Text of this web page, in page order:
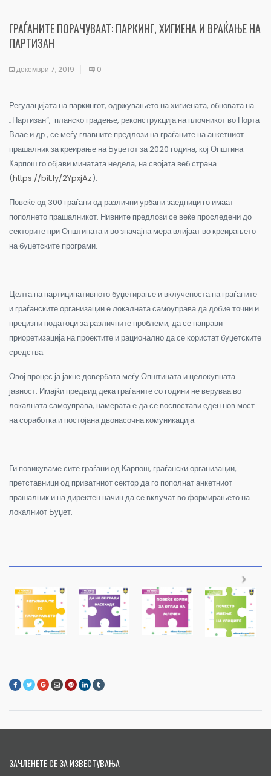
ГРАЃАНИТЕ ПОРАЧУВААТ: ПАРКИНГ, ХИГИЕНА И ВРАЌАЊЕ НА
ПАРТИЗАН
декември 7, 2019 0
Регулацијата на паркингот, одржувањето на хигиената, обновата на
„Партизан“, планско градење, реконструкција на плочникот во Порта
Влае и др., се меѓу главните предлози на граѓаните на анкетниот
прашалник за креирање на Буџетот за 2020 година, кој Општина
Карпош го објави минатата недела, на својата веб страна
(https://bit.ly/2YpxjAz).
Повеќе од 300 граѓани од различни урбани заедници го имаат
пополнето прашалникот. Нивните предлози се веќе проследени до
секторите при Општината и во значајна мера влијаат во креирањето
на буџетските програми.
Целта на партиципативното буџетирање и вклученоста на граѓаните
и граѓанските организации е локалната самоуправа да добие точни и
прецизни податоци за различните проблеми, да се направи
приоретизација на проектите и рационално да се користат буџетските
средства.
Овој процес ја јакне довербата меѓу Општината и целокупната
јавност. Имајќи предвид дека граѓаните со години не веруваа во
локалната самоуправа, намерата е да се воспостави еден нов мост
на соработка и постојана двонасочна комуникација.
Ги повикуваме сите граѓани од Карпош, граѓански организации,
претставници од приватниот сектор да го пополнат анкетниот
прашалник и на директен начин да се вклучат во формирањето на
локалниот Буџет.
ЗАЧЛЕНЕТЕ СЕ ЗА ИЗВЕСТУВАЊА